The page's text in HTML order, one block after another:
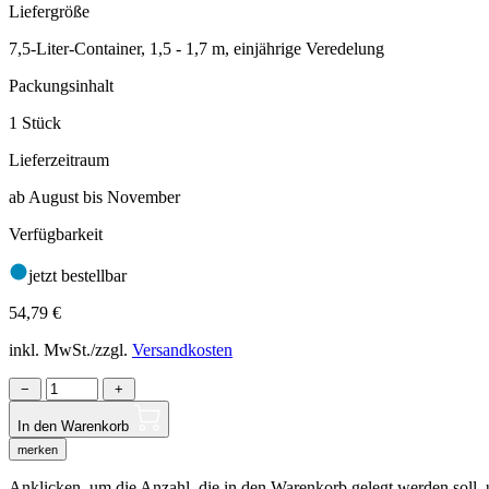
Liefergröße
7,5-Liter-Container, 1,5 - 1,7 m, einjährige Veredelung
Packungsinhalt
1 Stück
Lieferzeitraum
ab August bis November
Verfügbarkeit
jetzt bestellbar
54,79 €
inkl. MwSt./zzgl. Versandkosten
− +
In den Warenkorb
merken